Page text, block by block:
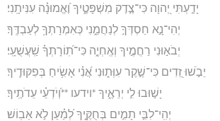
יָדַ֣עְתִּי יְ֭הוָה כִּי־צֶ֣דֶק מִשְׁפָּטֶ֑יךָ וֶ֝אֱמוּנָ֗ה עִנִּיתָֽנִי׃
יְהִי־נָ֣א חַסְדְּךָ֣ לְנַחֲמֵ֑נִי כְּאִמְרָתְךָ֥ לְעַבְדֶּֽךָ׃
יְבֹא֣וּנִי רַחֲמֶ֣יךָ וְאֶֽחְיֶ֑ה כִּי־תֽ֝וֹרָתְךָ֗ שַֽׁעֲשֻׁעָֽי׃
יֵבֹ֣שׁוּ זֵ֭דִים כִּי־שֶׁ֣קֶר עִוְּת֑וּנִי אֲ֝נִ֗י אָשִׂ֥יחַ בְּפִקּוּדֶֽיךָ׃
יָשׁ֣וּבוּ לִ֣י יְרֵאֶ֑יךָ *וידעו **וְ֝יֹדְעֵ֗י עֵדֹתֶֽיךָ׃
יְהִֽי־לִבִּ֣י תָמִ֣ים בְּחֻקֶּ֑יךָ לְ֝מַ֗עַן לֹ֣א אֵבֽוֹשׁ׃